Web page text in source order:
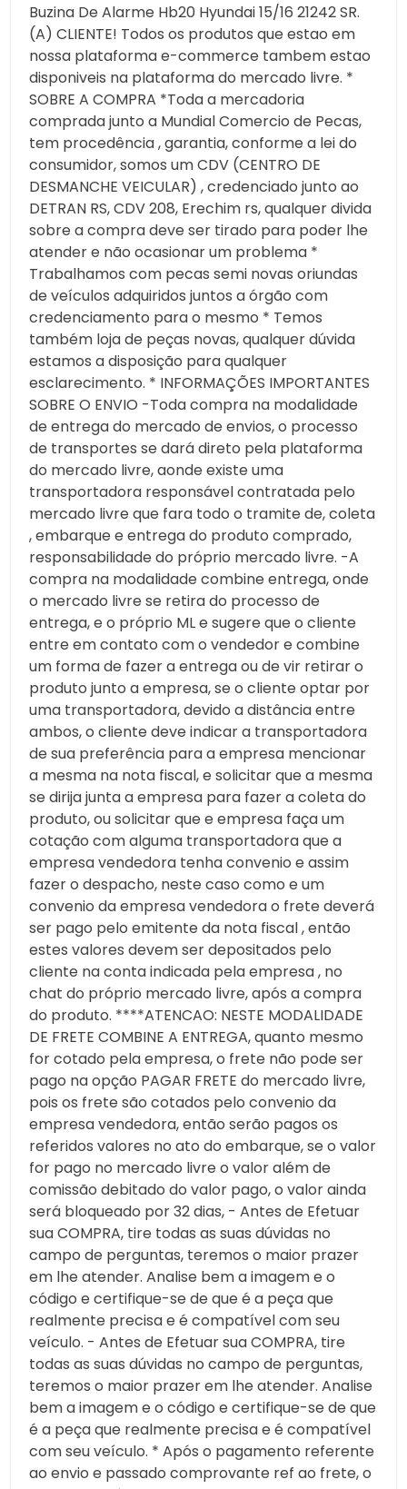
Buzina De Alarme Hb20 Hyundai 15/16 21242 SR.
(A) CLIENTE! Todos os produtos que estao em
nossa plataforma e-commerce tambem estao
disponiveis na plataforma do mercado livre. *
SOBRE A COMPRA *Toda a mercadoria
comprada junto a Mundial Comercio de Pecas,
tem procedência , garantia, conforme a lei do
consumidor, somos um CDV (CENTRO DE
DESMANCHE VEICULAR) , credenciado junto ao
DETRAN RS, CDV 208, Erechim rs, qualquer divida
sobre a compra deve ser tirado para poder lhe
atender e não ocasionar um problema *
Trabalhamos com pecas semi novas oriundas
de veículos adquiridos juntos a órgão com
credenciamento para o mesmo * Temos
também loja de peças novas, qualquer dúvida
estamos a disposição para qualquer
esclarecimento. * INFORMAÇÕES IMPORTANTES
SOBRE O ENVIO -Toda compra na modalidade
de entrega do mercado de envios, o processo
de transportes se dará direto pela plataforma
do mercado livre, aonde existe uma
transportadora responsável contratada pelo
mercado livre que fara todo o tramite de, coleta
, embarque e entrega do produto comprado,
responsabilidade do próprio mercado livre. -A
compra na modalidade combine entrega, onde
o mercado livre se retira do processo de
entrega, e o próprio ML e sugere que o cliente
entre em contato com o vendedor e combine
um forma de fazer a entrega ou de vir retirar o
produto junto a empresa, se o cliente optar por
uma transportadora, devido a distância entre
ambos, o cliente deve indicar a transportadora
de sua preferência para a empresa mencionar
a mesma na nota fiscal, e solicitar que a mesma
se dirija junta a empresa para fazer a coleta do
produto, ou solicitar que e empresa faça um
cotação com alguma transportadora que a
empresa vendedora tenha convenio e assim
fazer o despacho, neste caso como e um
convenio da empresa vendedora o frete deverá
ser pago pelo emitente da nota fiscal , então
estes valores devem ser depositados pelo
cliente na conta indicada pela empresa , no
chat do próprio mercado livre, após a compra
do produto. ****ATENCAO: NESTE MODALIDADE
DE FRETE COMBINE A ENTREGA, quanto mesmo
for cotado pela empresa, o frete não pode ser
pago na opção PAGAR FRETE do mercado livre,
pois os frete são cotados pelo convenio da
empresa vendedora, então serão pagos os
referidos valores no ato do embarque, se o valor
for pago no mercado livre o valor além de
comissão debitado do valor pago, o valor ainda
será bloqueado por 32 dias, - Antes de Efetuar
sua COMPRA, tire todas as suas dúvidas no
campo de perguntas, teremos o maior prazer
em lhe atender. Analise bem a imagem e o
código e certifique-se de que é a peça que
realmente precisa e é compatível com seu
veículo. - Antes de Efetuar sua COMPRA, tire
todas as suas dúvidas no campo de perguntas,
teremos o maior prazer em lhe atender. Analise
bem a imagem e o código e certifique-se de que
é a peça que realmente precisa e é compatível
com seu veículo. * Após o pagamento referente
ao envio e passado comprovante ref ao frete, o